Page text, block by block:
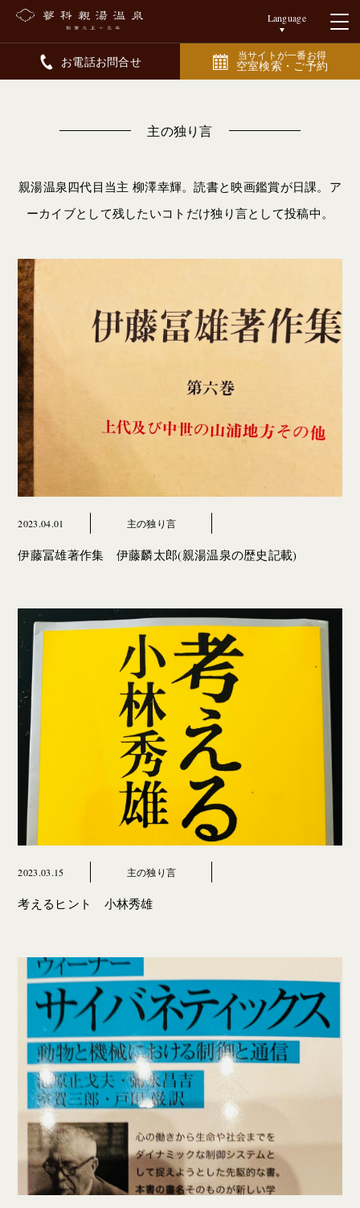
Language
お電話お問合せ 当サイトが一番お得
空室検索・ご予約
主の独り言
親湯温泉四代目当主 柳澤幸輝。読書と映画鑑賞が日課。ア
ーカイブとして残したいコトだけ独り言として投稿中。
2023.04.01 主の独り言
伊藤冨雄著作集 伊藤麟太郎(親湯温泉の歴史記載)
2023.03.15 主の独り言
考えるヒント 小林秀雄